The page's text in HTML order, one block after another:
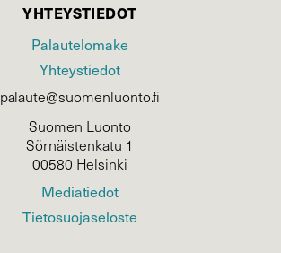
YHTEYSTIEDOT
Palautelomake
Yhteystiedot
palaute@suomenluonto.fi
Suomen Luonto
Sörnäistenkatu 1
00580 Helsinki
Mediatiedot
Tietosuojaseloste